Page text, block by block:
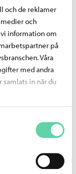
och de reklamer
och
information om
på
Våra
med andra
in när du
Borgå stad har
i lagen om
så att
avgiftsklasser
Om
under någon
höjs
senast den
träder i kraft i